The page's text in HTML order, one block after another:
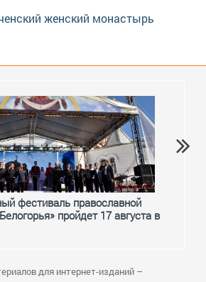
женский монастырь
фестиваль православной
пройдет 17 августа в
для интернет-изданий –